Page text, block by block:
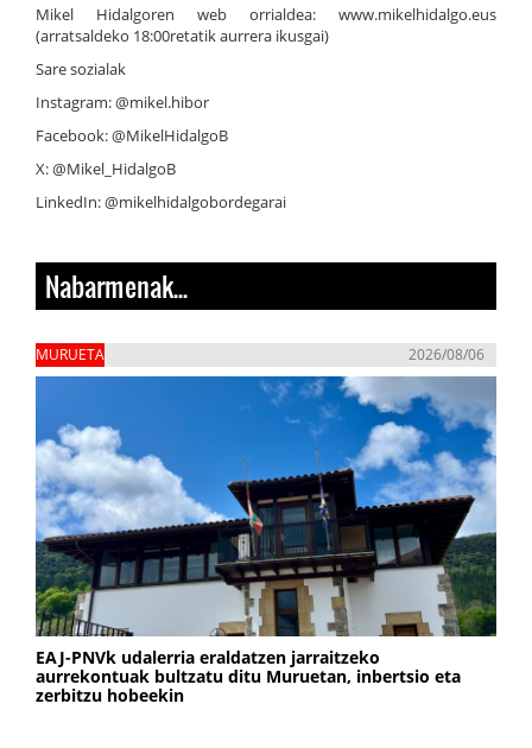
Mikel Hidalgoren web orrialdea: www.mikelhidalgo.eus
(arratsaldeko 18:00retatik aurrera ikusgai)
Sare sozialak
Instagram: @mikel.hibor
Facebook: @MikelHidalgoB
X: @Mikel_HidalgoB
LinkedIn: @mikelhidalgobordegarai
Nabarmenak...
MURUETA 2026/08/06
EAJ-PNVk udalerria eraldatzen jarraitzeko
aurrekontuak bultzatu ditu Muruetan, inbertsio eta
zerbitzu hobeekin